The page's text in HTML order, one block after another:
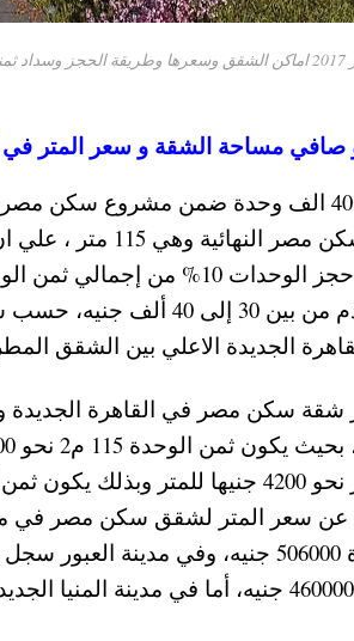
مساحة الشقة و سعر المتر في
القادم ، بحيث تكون
100 و105 متر مربع ، وسيكون مقدم حجز
عن 25 ألف جنيه، بحيث يتراوح
الجديدة الاعلي بين الشقق
شقة سكن مصر في القاهرة